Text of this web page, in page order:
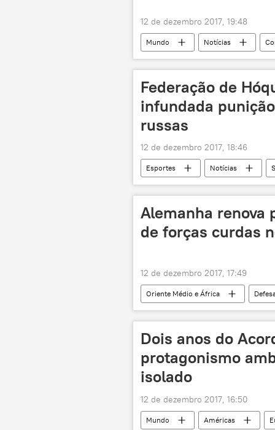
12 de dezembro 2017, 19:48
Mundo Notícias
República Popular Democrática da
Federação de
infundada
russas
12 de dezembro 2017, 18:46
Esportes Notícias
Jogos de Inverno de Sochi
Alemanha renova
de forças curdas
12 de dezembro 2017, 17:49
Oriente Médio e África
Alemanha
Iraque
Dois anos do
protagonismo
isolado
12 de dezembro 2017, 16:50
Mundo Américas